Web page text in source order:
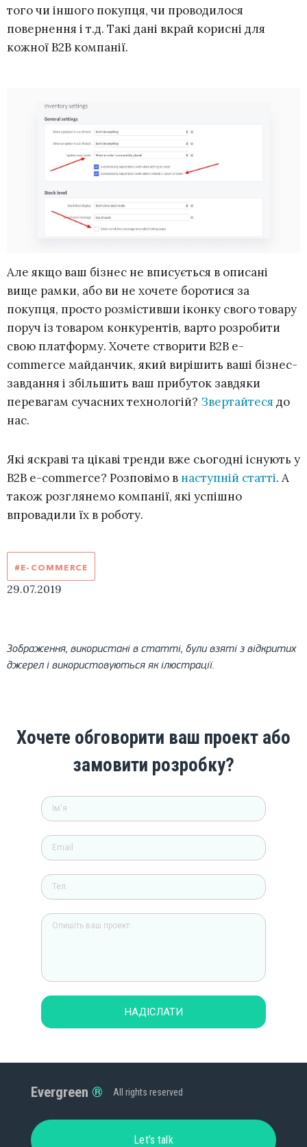
того чи іншого покупця, чи проводилося
повернення і т.д. Такі дані вкрай корисні для
кожної B2B компанії.
Але якщо ваш бізнес не вписується в описані
вище рамки, або ви не хочете боротися за
покупця, просто розмістивши іконку свого товару
поруч із товаром конкурентів, варто розробити
свою платформу. Хочете створити B2B e-
commerce майданчик, який вирішить ваші бізнес-
завдання і збільшить ваш прибуток завдяки
перевагам сучасних технологій? Звертайтеся до
нас.
Які яскраві та цікаві тренди вже сьогодні існують у
B2B e-commerce? Розповімо в наступній статті. А
також розглянемо компанії, які успішно
впровадили їх в роботу.
#E-COMMERCE
29.07.2019
Зображення, використані в статті, були взяті з відкритих
джерел і використовуються як ілюстрації.
Хочете обговорити ваш проект або
замовити розробку?
НАДІСЛАТИ
Evergreen All rights reserved
Let’s talk